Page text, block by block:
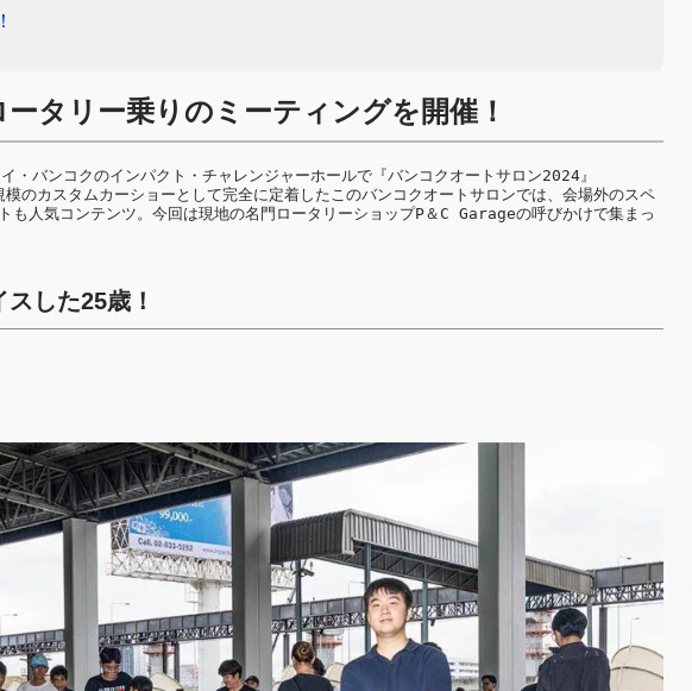
タリー乗りのミーティングを開催！
バンコクのインパクト・チャレンジャーホールで『バンコクオートサロン2024』
のカスタムカーショーとして完全に定着したこのバンコクオートサロンでは、会場外のスペ
も人気コンテンツ。今回は現地の名門ロータリーショップP＆C Garageの呼びかけで集まっ
した25歳！